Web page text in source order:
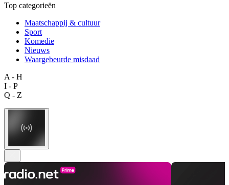
Top categorieën
Maatschappij & cultuur
Sport
Komedie
Nieuws
Waargebeurde misdaad
A - H
I - P
Q - Z